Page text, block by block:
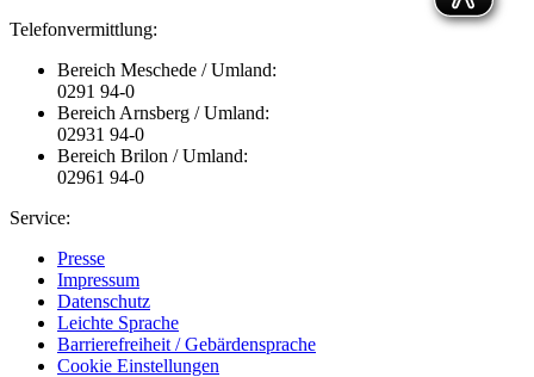
Telefonvermittlung:
Bereich Meschede / Umland:
0291 94-0
Bereich Arnsberg / Umland:
02931 94-0
Bereich Brilon / Umland:
02961 94-0
Service:
Presse
Impressum
Datenschutz
Leichte Sprache
Barrierefreiheit / Gebärdensprache
Cookie Einstellungen